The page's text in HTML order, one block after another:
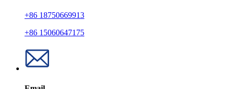
+86 18750669913
+86 15060647175